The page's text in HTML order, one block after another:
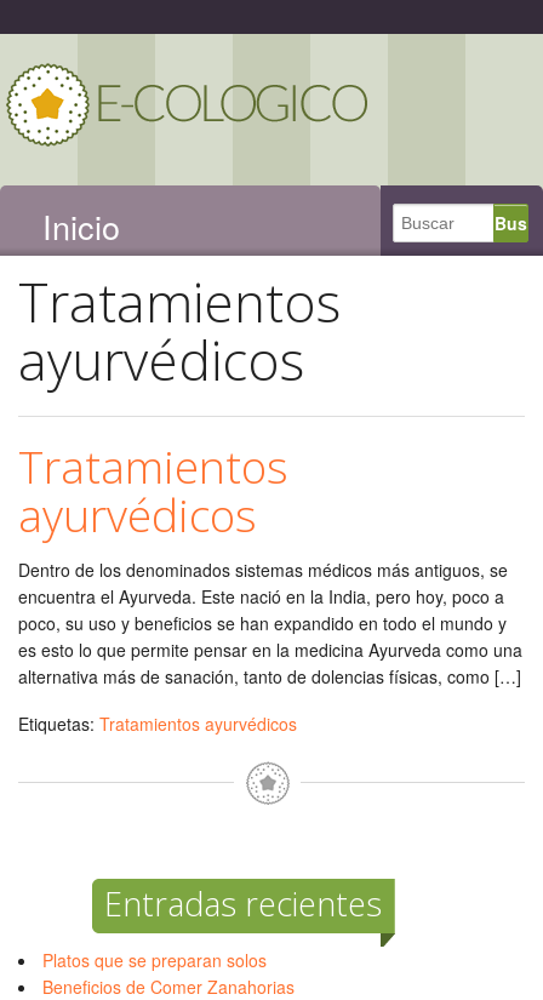
Inicio
Tratamientos
ayurvédicos
Tratamientos
ayurvédicos
Dentro de los denominados sistemas médicos más antiguos, se
encuentra el Ayurveda. Este nació en la India, pero hoy, poco a
poco, su uso y beneficios se han expandido en todo el mundo y
es esto lo que permite pensar en la medicina Ayurveda como una
alternativa más de sanación, tanto de dolencias físicas, como […]
Etiquetas: Tratamientos ayurvédicos
Entradas recientes
Platos que se preparan solos
Beneficios de Comer Zanahorias